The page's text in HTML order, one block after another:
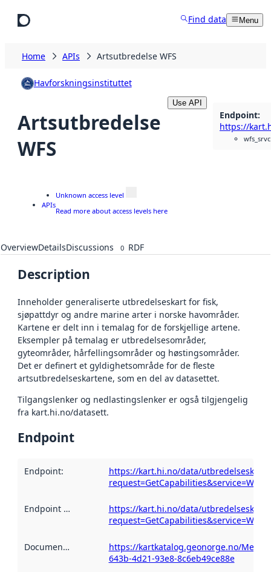
Find data Menu
Home APIs Artsutbredelse WFS
Havforskningsinstituttet
Artsutbredelse
WFS
Use API
Endpoint:
wfs_srvc
APIs
Unknown access level
Read more about access levels here
OverviewDetailsDiscussions 0 RDF
Description
Inneholder generaliserte utbredelseskart for fisk,
sjøpattdyr og andre marine arter i norske havområder.
Kartene er delt inn i temalag for de forskjellige artene.
Eksempler på temalag er utbredelsesområder,
gyteområder, hårfellingsområder og høstingsområder.
Det er definert et gyldighetsområde for de fleste
artsutbredelseskartene, som en del av datasettet.
Tilgangslenker og nedlastingslenker er også tilgjengelig
fra kart.hi.no/datasett.
Endpoint
Endpoint:
https://kart.hi.no/data/utbredelseskart/
request=GetCapabilities&service=WFS
Endpoint description :https://kart.hi.no/data/utbredelseskart/
request=GetCapabilities&service=WFS
Documentation
https://kartkatalog.geonorge.no/
643b-4d21-93e8-8c6eb49ce88e